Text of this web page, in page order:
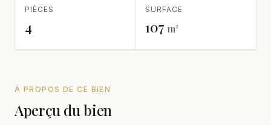
PIÈCES
4
SURFACE
107 m²
À PROPOS DE CE BIEN
Aperçu du bien